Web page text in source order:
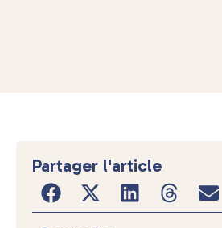
Partager l'article